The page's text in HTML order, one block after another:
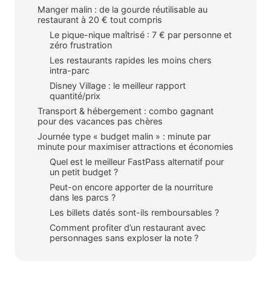
Manger malin : de la gourde réutilisable au
restaurant à 20 € tout compris
Le pique-nique maîtrisé : 7 € par personne et
zéro frustration
Les restaurants rapides les moins chers
intra-parc
Disney Village : le meilleur rapport
quantité/prix
Transport & hébergement : combo gagnant
pour des vacances pas chères
Journée type « budget malin » : minute par
minute pour maximiser attractions et économies
Quel est le meilleur FastPass alternatif pour
un petit budget ?
Peut-on encore apporter de la nourriture
dans les parcs ?
Les billets datés sont-ils remboursables ?
Comment profiter d’un restaurant avec
personnages sans exploser la note ?